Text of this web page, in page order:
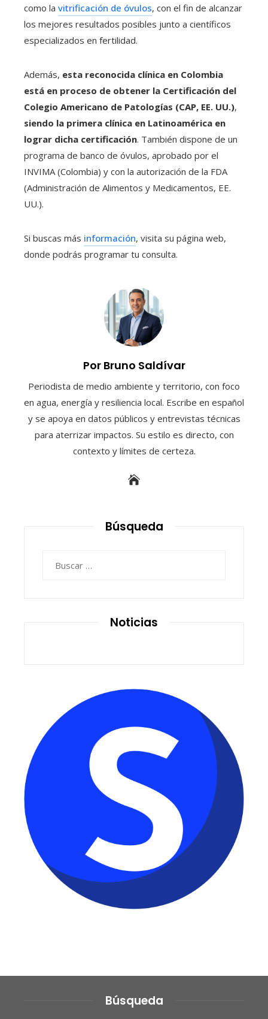
como la vitrificación de óvulos, con el fin de alcanzar
los mejores resultados posibles junto a científicos
especializados en fertilidad.
Además, esta reconocida clínica en Colombia
está en proceso de obtener la Certificación del
Colegio Americano de Patologías (CAP, EE. UU.),
siendo la primera clínica en Latinoamérica en
lograr dicha certificación. También dispone de un
programa de banco de óvulos, aprobado por el
INVIMA (Colombia) y con la autorización de la FDA
(Administración de Alimentos y Medicamentos, EE.
UU.).
Si buscas más información, visita su página web,
donde podrás programar tu consulta.
Por Bruno Saldívar
Periodista de medio ambiente y territorio, con foco
en agua, energía y resiliencia local. Escribe en español
y se apoya en datos públicos y entrevistas técnicas
para aterrizar impactos. Su estilo es directo, con
contexto y límites de certeza.
Búsqueda
Noticias
Búsqueda